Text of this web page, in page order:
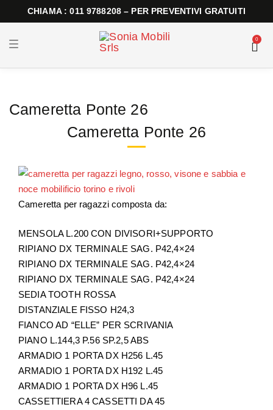
CHIAMA : 011 9788208 – PER PREVENTIVI GRATUITI
T
g
a
v
0
Cameretta Ponte 26
Cameretta Ponte 26
Cameretta per ragazzi composta da:
MENSOLA L.200 CON DIVISORI+SUPPORTO
RIPIANO DX TERMINALE SAG. P42,4×24
RIPIANO DX TERMINALE SAG. P42,4×24
RIPIANO DX TERMINALE SAG. P42,4×24
SEDIA TOOTH ROSSA
DISTANZIALE FISSO H24,3
FIANCO AD “ELLE” PER SCRIVANIA
PIANO L.144,3 P.56 SP.2,5 ABS
ARMADIO 1 PORTA DX H256 L.45
ARMADIO 1 PORTA DX H192 L.45
ARMADIO 1 PORTA DX H96 L.45
CASSETTIERA 4 CASSETTI DA 45